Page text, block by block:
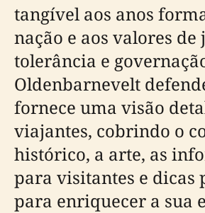
tangível aos anos
nação e aos valores de
tolerância e
Oldenbarnevelt
fornece uma visão
viajantes, cobrindo o
histórico, a arte, as
para visitantes e dicas
para enriquecer a sua